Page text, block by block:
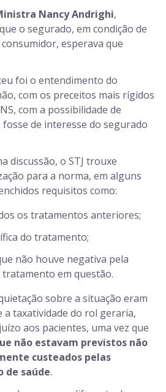
Nancy Andrighi,
o segurado, em condição de
consumidor, esperava que
foi o entendimento do
com os preceitos mais rígidos
com a possibilidade de
fosse de interesse do segurado
discussão, o STJ trouxe
para a norma, em alguns
requisitos como:
os tratamentos anteriores;
do tratamento;
não houve negativa pela
tratamento em questão.
sobre a situação eram
a taxatividade do rol geraria,
aos pacientes, uma vez que
não estavam previstos não
custeados pelas
de saúde.